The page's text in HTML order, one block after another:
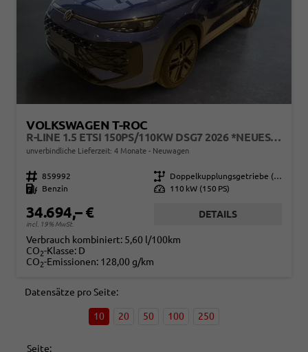
VOLKSWAGEN T-ROC
R-LINE 1.5 ETSI 150PS/110KW DSG7 2026 *NEUES MODELL*
unverbindliche Lieferzeit: 4 Monate Neuwagen
Fahrzeugnr. 859992 Getriebe
Doppelkupplungsgetriebe (DSG)
Kraftstoff
Benzin Leistung 110 kW (150 PS)
34.694,– €
incl. 19% MwSt.
DETAILS
Verbrauch kombiniert: 5,60 l/100km
CO2-Klasse: D
CO2-Emissionen: 128,00 g/km
Datensätze pro Seite:
10 20 50 100 250
Seite: